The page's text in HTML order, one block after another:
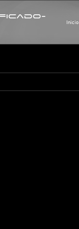
Inicio